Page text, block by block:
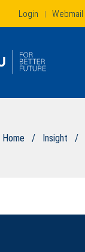
Login | Webmail
Home / Insight /